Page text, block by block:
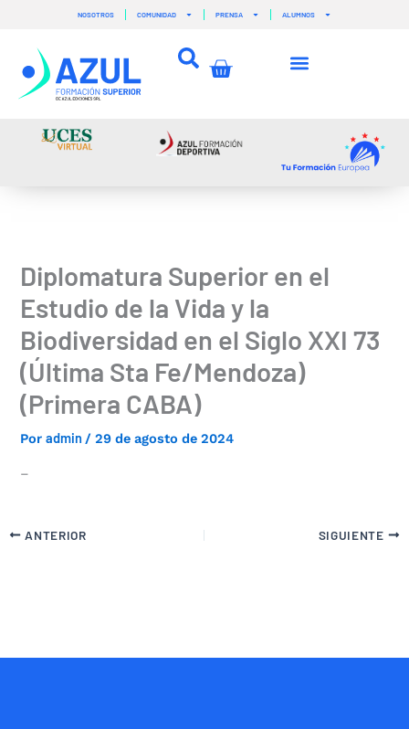
contenido
NOSOTROS COMUNIDAD PRENSA ALUMNOS
Carrito
Diplomatura Superior en el
Estudio de la Vida y la
Biodiversidad en el Siglo XXI 73
(Última Sta Fe/Mendoza)
(Primera CABA)
Poradmin /29 de agosto de 2024
–
ANTERIOR SIGUIENTE